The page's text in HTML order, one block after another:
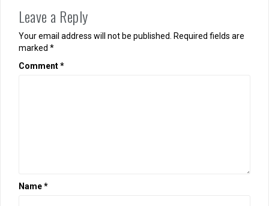
Leave a Reply
Your email address will not be published.
Required fields are
marked *
Comment*
Name*